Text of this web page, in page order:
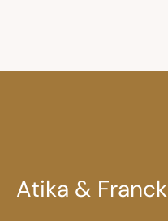
Atika & Franck